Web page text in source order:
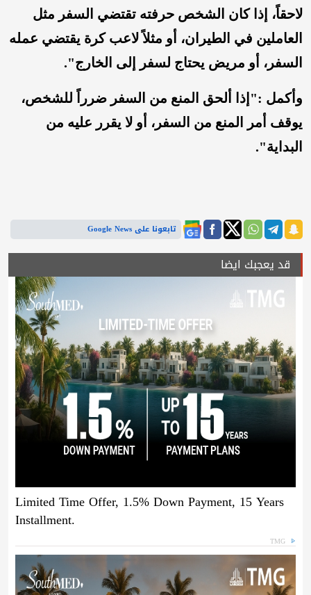
لاحقاً، إذا كان الشخص حرفته تقتضي السفر مثل
العاملين في الطيران، أو مثلاً لاعب كرة يقتضي عمله
السفر، أو مريض يحتاج لسفر إلى الخارج".
وأكمل :"إذا ألحق المنع من السفر ضرراً للشخص،
يوقف أمر المنع من السفر، أو لا يقرر عليه من
البداية".
تابعونا على Google News
قد يعجبك ايضا
Limited Time Offer, 1.5% Down Payment, 15 Years
Installment.
TMG